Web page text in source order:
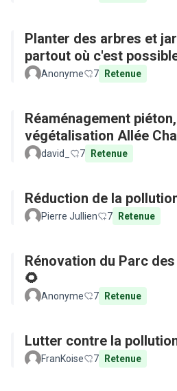
Planter des arbres et
partout où c'est
Anonyme 7 Retenue
Réaménagement
végétalisation Allée
david_ 7 Retenue
Réduction de la
Pierre Jullien 7 Retenue
Rénovation du Parc
🌻
Anonyme 7 Retenue
Lutter contre la
FranKoise 7 Retenue